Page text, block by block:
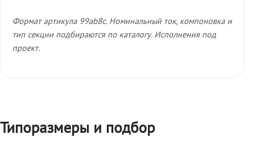
Формат артикула 99ab8c. Номинальный ток, компоновка и
тип секции подбираются по каталогу. Исполнения под
проект.
Типоразмеры и подбор